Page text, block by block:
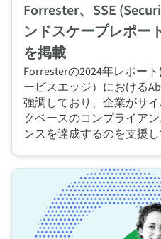
Forrester、SSE
ンドスケープレポー
を掲載
Forresterの2024年レポー
ービスエッジ）における
強調しており、企業がサ
クベースのコンプライア
ンスを達成するのを支援し
Gartner®、ASCA (自動セキ